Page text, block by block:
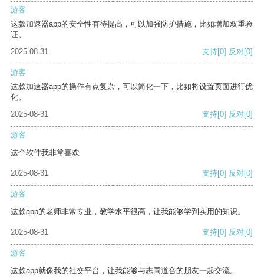
游客
这款加速器app的安全性有待提高，可以加强防护措施，比如增加双重验
证。
2025-08-31
支持[0] 反对[0]
游客
这款加速器app的操作有点复杂，可以简化一下，比如将设置页面进行优
化。
2025-08-31
支持[0] 反对[0]
游客
这个软件我非常喜欢
2025-08-31 支持[0] 反对[0]
游客
这款app的老师非常专业，教学水平很高，让我能够学到实用的知识。
2025-08-31 支持[0] 反对[0]
游客
这款app就像我的社交平台，让我能够与志同道合的朋友一起交流。